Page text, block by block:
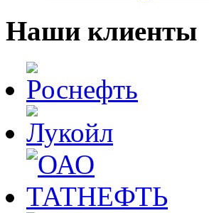
Наши клиенты